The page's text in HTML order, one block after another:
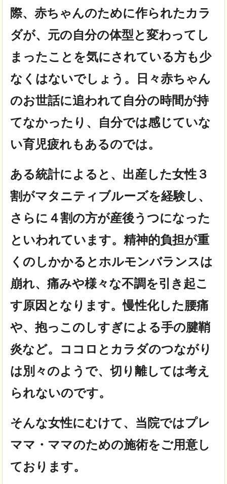
際、赤ちゃんのために作られたカラ
ダが、元の自分の体型と変わってし
まったことを気にされている方も少
なくはないでしょう。日々赤ちゃん
のお世話に追われて自分の時間が持
てなかったり、自分では感じていな
い育児疲れもあるのでは。
ある統計によると、出産した女性３
割がマタニティブルーズを経験し、
さらに４割の方が産後うつになった
といわれています。精神的負担が重
くのしかかるとホルモンバランスは
崩れ、痛みや様々な不調を引き起こ
す原因となります。慢性化した腰痛
や、抱っこのしすぎによる手の腱鞘
炎など。ココロとカラダのつながり
は別々のようで、切り離しては考え
られないのです。
そんな女性にむけて、当院ではプレ
ママ・ママのための施術をご用意し
ております。